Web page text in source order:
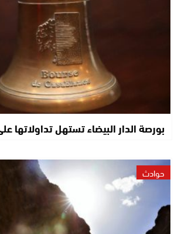
بورصة الدار البيضاء تستهل تداولاتها
حوادث